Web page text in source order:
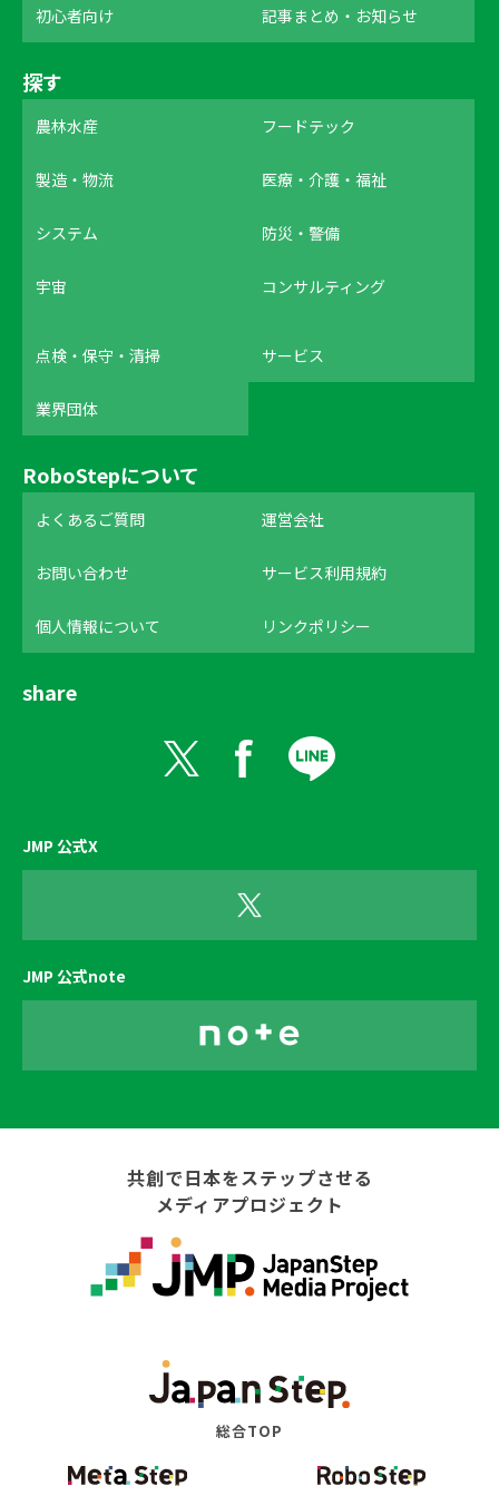
初心者向け 記事まとめ・お知らせ
探す
農林水産 フードテック
製造・物流 医療・介護・福祉
システム 防災・警備
宇宙 コンサルティング
点検・保守・清掃 サービス
業界団体
RoboStepについて
よくあるご質問 運営会社
お問い合わせ サービス利用規約
個人情報について リンクポリシー
share
JMP 公式X
JMP 公式note
共創で日本をステップさせる
メディアプロジェクト
総合TOP